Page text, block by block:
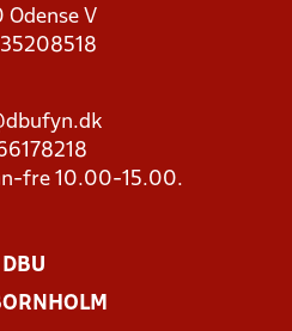
Odense V
35208518
fre 10.00-15.00.
DBU